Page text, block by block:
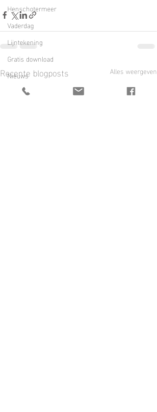
Henschotermeer
Vaderdag
Lijntekening
Gratis download
Nieuws
Driebergen
Recente blogposts Alles weergeven